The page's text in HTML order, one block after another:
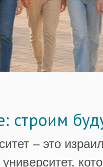
строим
– это